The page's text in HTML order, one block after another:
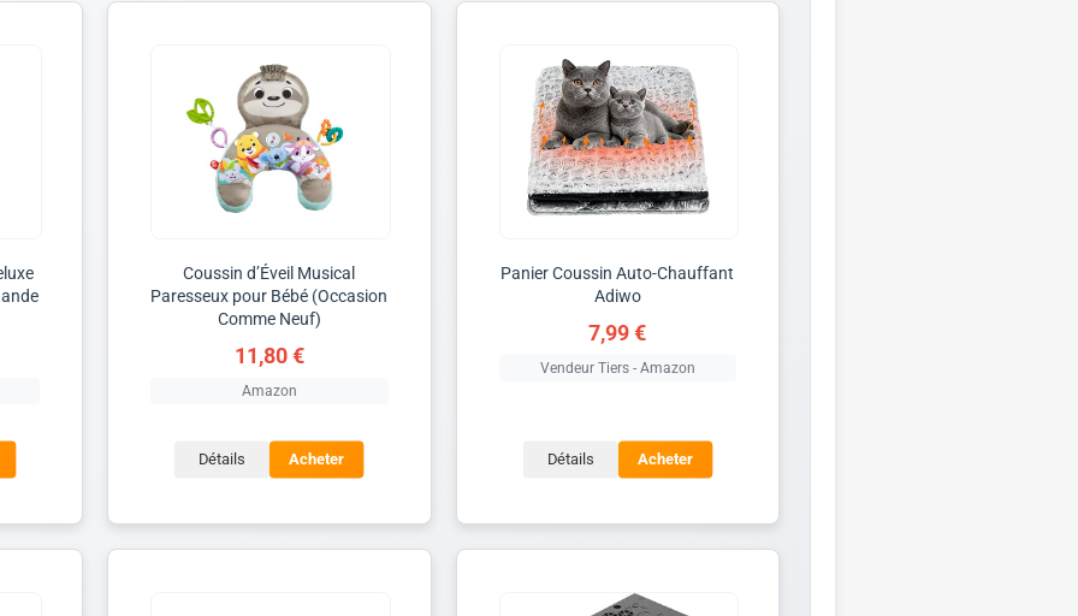
Coussin d’Éveil Musical
Paresseux pour Bébé (Occasion
Comme Neuf)
11,80 €
Amazon
Détails Acheter
Panier Coussin Auto-Chauffant
Adiwo
7,99 €
Vendeur Tiers - Amazon
Détails Acheter